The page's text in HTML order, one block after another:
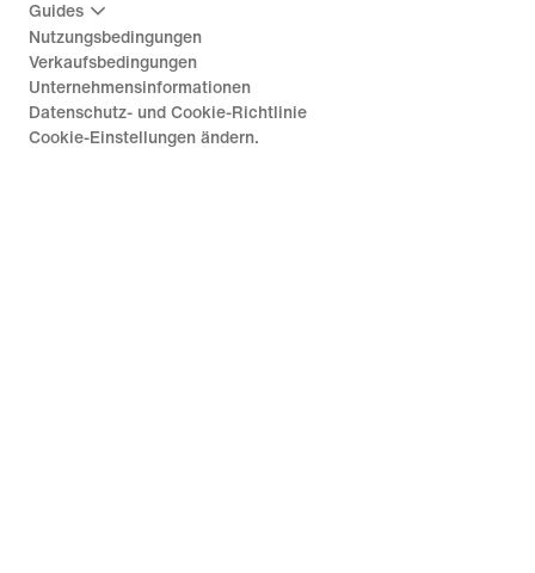
Guides
Nutzungsbedingungen
Verkaufsbedingungen
Unternehmensinformationen
Datenschutz- und Cookie-Richtlinie
Cookie-Einstellungen ändern.